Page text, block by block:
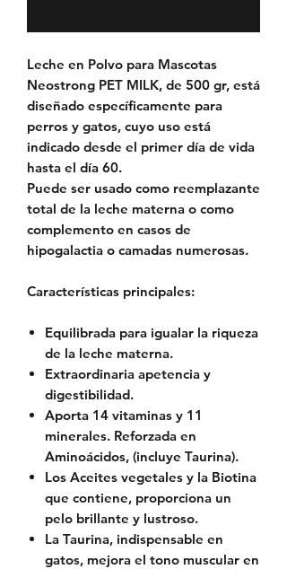
Leche en Polvo para Mascotas
Neostrong PET MILK, de 500 gr, está
diseñado específicamente para
perros y gatos, cuyo uso está
indicado desde el primer día de vida
hasta el día 60.
Puede ser usado como reemplazante
total de la leche materna o como
complemento en casos de
hipogalactia o camadas numerosas.
Características principales:
Equilibrada para igualar la riqueza
de la leche materna.
Extraordinaria apetencia y
digestibilidad.
Aporta 14 vitaminas y 11
minerales. Reforzada en
Aminoácidos, (incluye Taurina).
Los Aceites vegetales y la Biotina
que contiene, proporciona un
pelo brillante y lustroso.
La Taurina, indispensable en
gatos, mejora el tono muscular en